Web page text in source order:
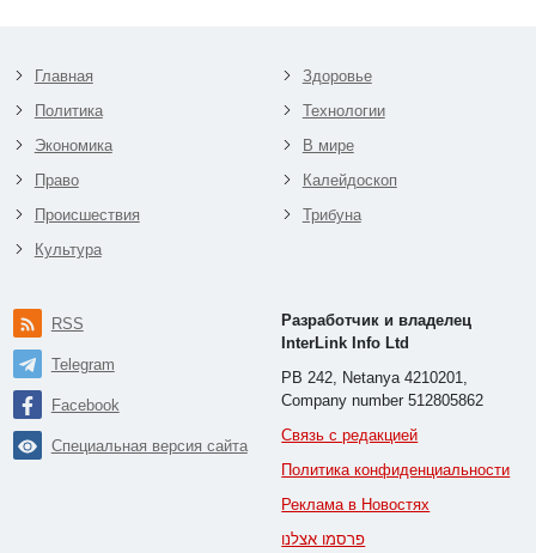
Главная
Политика
Экономика
Право
Происшествия
Культура
Здоровье
Технологии
В мире
Калейдоскоп
Трибуна
RSS
Telegram
Facebook
Специальная версия сайта
Разработчик и владелец
InterLink Info Ltd
PB 242, Netanya 4210201,
Company number 512805862
Связь с редакцией
Политика конфиденциальности
Реклама в Новостях
פרסמו אצלנו